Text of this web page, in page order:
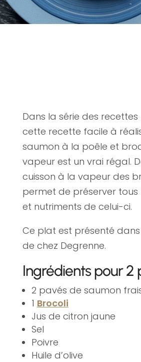
Dans la série des recettes
cette recette facile à
saumon à la poêle et
vapeur est un vrai régal.
cuisson à la vapeur des
permet de préserver tous
et nutriments de celui-ci.
Ce plat est présenté
de chez Degrenne.
Ingrédients pour 2
2 pavés de saumon
1 Brocoli
Jus de citron jaune
Sel
Poivre
Huile d’olive